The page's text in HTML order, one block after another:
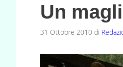
Un
31 Ottobre 2010 di